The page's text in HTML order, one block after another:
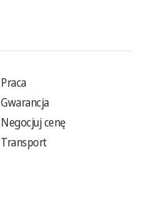
Praca
Gwarancja
Negocjuj cenę
Transport